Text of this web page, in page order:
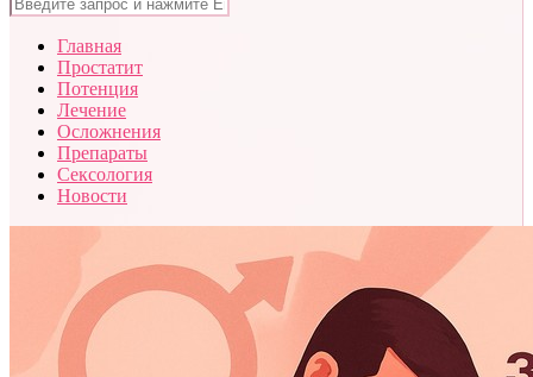
Главная
Простатит
Потенция
Лечение
Осложнения
Препараты
Сексология
Новости